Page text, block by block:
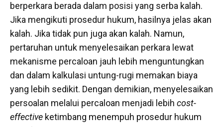
berperkara berada dalam posisi yang serba kalah.
Jika mengikuti prosedur hukum, hasilnya jelas akan
kalah. Jika tidak pun juga akan kalah. Namun,
pertaruhan untuk menyelesaikan perkara lewat
mekanisme percaloan jauh lebih menguntungkan
dan dalam kalkulasi untung-rugi memakan biaya
yang lebih sedikit. Dengan demikian, menyelesaikan
persoalan melalui percaloan menjadi lebih cost-
effective ketimbang menempuh prosedur hukum